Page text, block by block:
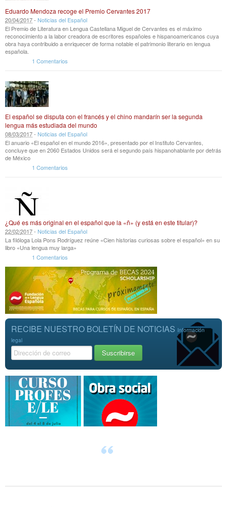
Eduardo Mendoza recoge el Premio Cervantes 2017
20/04/2017- Noticias del Español
El Premio de Literatura en Lengua Castellana Miguel de Cervantes es el máximo
reconocimiento a la labor creadora de escritores españoles e hispanoamericanos cuya
obra haya contribuido a enriquecer de forma notable el patrimonio literario en lengua
española.
1 Comentarios
El español se disputa con el francés y el chino mandarín ser la segunda
lengua más estudiada del mundo
08/03/2017- Noticias del Español
El anuario «El español en el mundo 2016», presentado por el Instituto Cervantes,
concluye que en 2060 Estados Unidos será el segundo país hispanohablante por detrás
de México
1 Comentarios
¿Qué es más original en el español que la «ñ» (y está en este titular)?
22/02/2017- Noticias del Español
La filóloga Lola Pons Rodríguez reúne «Cien historias curiosas sobre el español» en su
libro «Una lengua muy larga»
1 Comentarios
RECIBE NUESTRO BOLETÍN DE NOTICIAS Información
legal